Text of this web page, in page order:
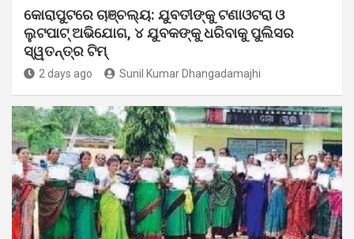
କୋରାପୁଟରେ ଚାଞ୍ଚଲ୍ୟ: ଯୁବତୀଙ୍କୁ ଟଣାଓଟରା ଓ
ଲୁଟପାଟ୍ ଅଭିଯୋଗ, ୪ ଯୁବକଙ୍କୁ ଧରିବାକୁ ପୁଲିସର
ସ୍ୱତନ୍ତ୍ର ଟିମ୍
2 days ago Sunil Kumar Dhangadamajhi